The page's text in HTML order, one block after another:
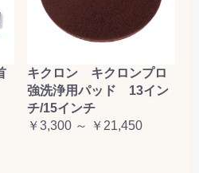
キクロン キクロンプロ
強洗浄用パッド 13イン
チ/15インチ
￥3,300 ～ ￥21,450